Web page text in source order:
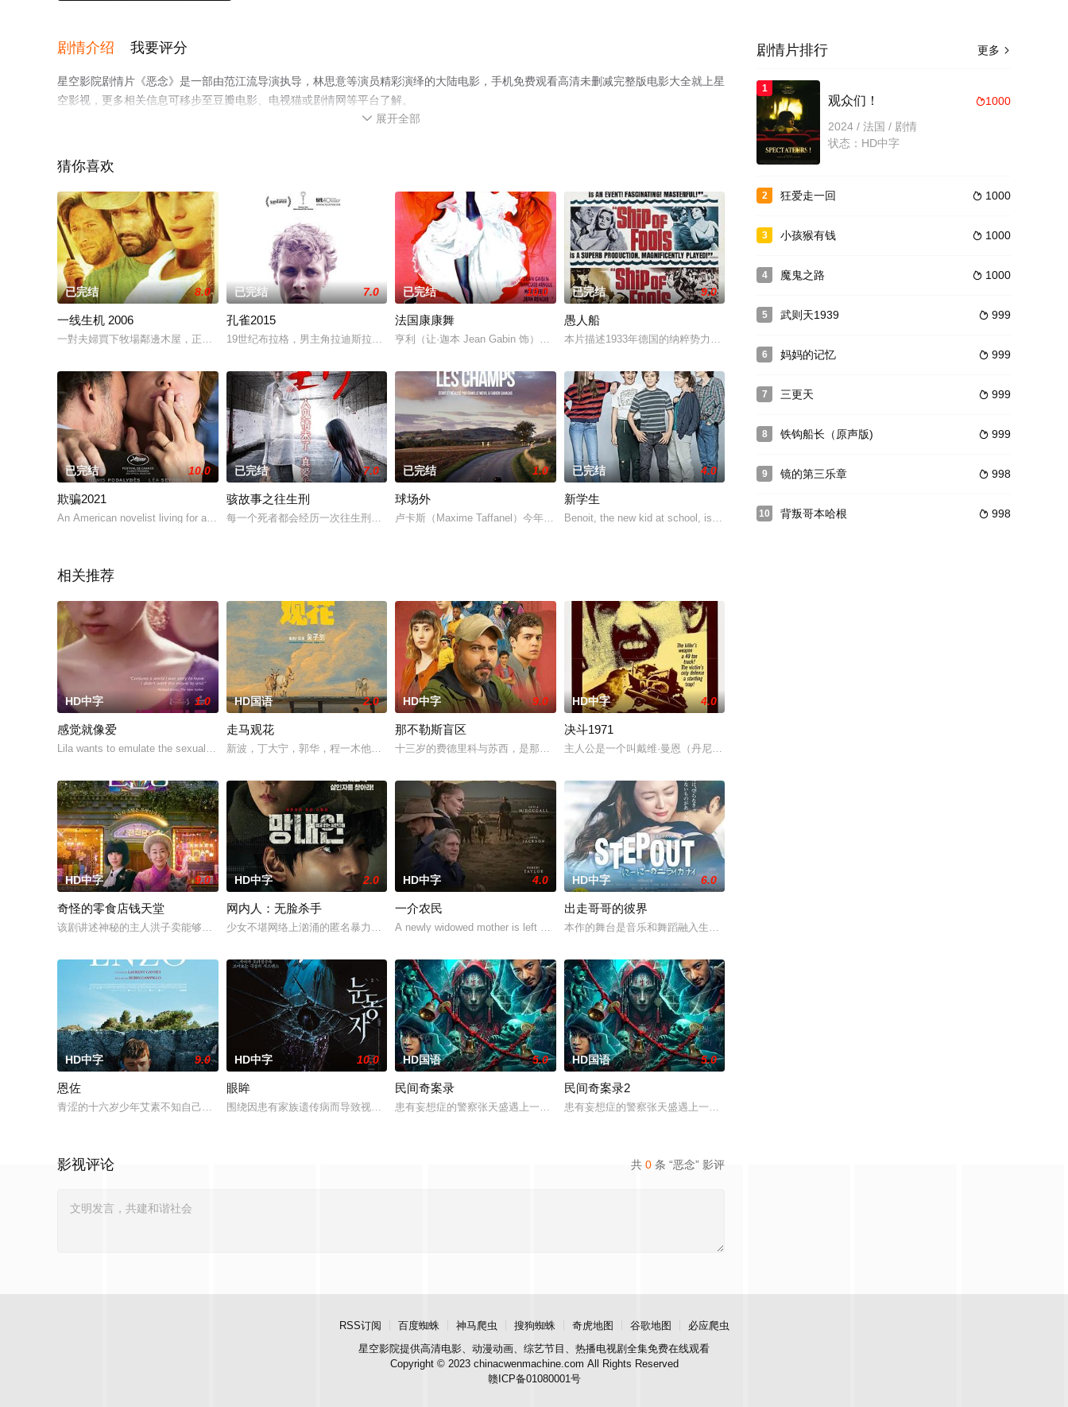
剧情介绍 我要评分
星空影院剧情片《恶念》是一部由范江流导演执导，林思意等演员精彩演绎的大陆电影，手机免费观看高清未删减完整版电影大全就上星
空影视，更多相关信息可移步至豆瓣电影、电视猫或剧情网等平台了解。
 展开全部
猜你喜欢
已完结 8.0
一线生机 2006
一對夫婦買下牧場鄰邊木屋，正當他們要搬進新屋之際，一場戲劇化的恐怖攻擊改寫了他們的命運。地獄來的怪客強佔了他
已完结 7.0
孔雀2015
19世纪布拉格，男主角拉迪斯拉夫是一名贵族少年，从小离经叛道。当好友阿莱什走进他的生活后，两位美少年被彼此深
已完结 10.0
法国康康舞
亨利（让·迦本 Jean Gabin 饰）经营着一家夜总会，进行一些下流艳俗的表演，擅长跳肚皮舞的劳拉（玛丽
已完结 9.0
愚人船
本片描述1933年德国的纳粹势力崛起时，在一艘由墨西哥驶往柏林的大客轮上发生了诸多荒谬可笑的事，反映
已完结 10.0
欺骗2021
An American novelist living for a time in London conve
已完结 7.0
骇故事之往生刑
每一个死者都会经历一次往生刑。每个人的刑责都不一样，目的是为了斩断你对尘世的依恋。他从来不信这种说法，直到那
已完结 1.0
球场外
卢卡斯（Maxime Taffanel）今年 22 岁，在当地的俱乐部踢足球，他和父母及17 岁的弟弟西奥（
已完结 4.0
新学生
Benoit, the new kid at school, is bullied by a gang of
相关推荐
HD中字 1.0
感觉就像爱
Lila wants to emulate the sexual exploits of her more
HD国语 2.0
走马观花
新波，丁大宁，郭华，程一木他们毕业于同一所大学。他们和很多年轻人一样，自以为是，敏感错弱，没有被认可的才华。
HD中字 9.0
那不勒斯盲区
十三岁的费德里科与苏西，是那不勒斯两大死敌大佬的后代。突然间生活变成了一场绝望的狂飙，彻底脱离掌控并彻底改变
HD中字 4.0
决斗1971
主人公是一个叫戴维·曼恩（丹尼斯·韦弗 Dennis Weaver 饰）的中年男人，这天他在空无一人的州际公
HD中字 9.0
奇怪的零食店钱天堂
该剧讲述神秘的主人洪子卖能够实现人们愿望的神秘零食，以及人们来到那里展开一段魔法般的故事。
HD中字 2.0
网内人：无脸杀手
少女不堪网络上汹涌的匿名暴力，选择结束年轻的生命。悲愤的家属委托私家侦探追查真相，誓要找出躲在屏幕背后的始作
HD中字 4.0
一介农民
A newly widowed mother is left with the care of an alc
HD中字 6.0
出走哥哥的彼界
本作的舞台是音乐和舞蹈融入生活的冲绳。与母亲朱音、妹妹舞一起生活的照屋踊，憧憬舞蹈学校的丽莎，开
HD中字 9.0
恩佐
青涩的十六岁少年艾素不知自己想要什么，却清楚自己不要什么：父母享受的中产生活、哥哥向往的名校前途。砌砖建墙，
HD中字 10.0
眼眸
围绕因患有家族遗传病而导致视力逐渐丧失的摄影师瑞真展开。在面对跨越视力障碍、好不容易成为陶艺家却离奇身亡的双
HD国语 5.0
民间奇案录
患有妄想症的警察张天盛遇上一起离奇的神像杀人事件，勘案过程中，牵引出“婴胎报仇”，“娘娘索命”等一连串妖异事
HD国语 5.0
民间奇案录2
患有妄想症的警察张天盛遇上一起离奇的神像杀人事件，勘案过程中，牵引出“婴胎报仇”，“娘娘索命”等一连串
共 0 条 “恶念” 影评
影视评论
更多 
剧情片排行
1
1000
观众们！
2024 / 法国 / 剧情
状态：HD中字
2  1000
狂爱走一回
3  1000
小孩猴有钱
4  1000
魔鬼之路
5  999
武则天1939
6  999
妈妈的记忆
7  999
三更天
8  999
铁钩船长（原声版)
9  998
镜的第三乐章
10  998
背叛哥本哈根
RSS订阅 百度蜘蛛 神马爬虫 搜狗蜘蛛 奇虎地图 谷歌地图
必应爬虫
星空影院提供高清电影、动漫动画、综艺节目、热播电视剧全集免费在线观看
Copyright © 2023 chinacwenmachine.com All Rights Reserved
赣ICP备01080001号